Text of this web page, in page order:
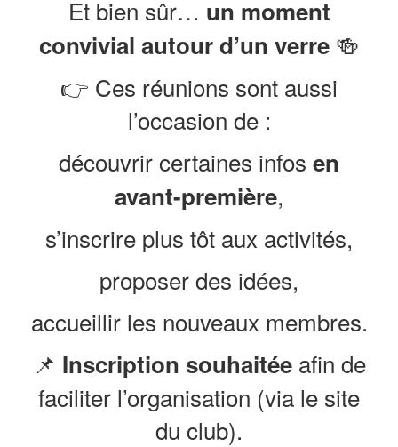
Et bien sûr… un moment
convivial autour d’un verre 🍻
👉 Ces réunions sont aussi
l’occasion de :
découvrir certaines infos en
avant-première,
s’inscrire plus tôt aux activités,
proposer des idées,
accueillir les nouveaux membres.
📌 Inscription souhaitéeafin de
faciliter l’organisation (via le site
du club).